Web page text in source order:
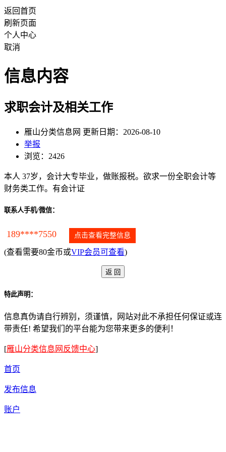
返回首页
刷新页面
个人中心
取消
信息内容
求职会计及相关工作
雁山分类信息网 更新日期：2026-08-10
举报
浏览：2426
本人 37岁，会计大专毕业，做账报税。欲求一份全职会计等
财务类工作。有会计证
联系人手机/微信：
189****7550 点击查看完整信息
(查看需要80金币或VIP会员可查看)
特此声明：
信息真伪请自行辨别，须谨慎，网站对此不承担任何保证或连
带责任! 希望我们的平台能为您带来更多的便利！
[雁山分类信息网反馈中心]
首页
发布信息
账户